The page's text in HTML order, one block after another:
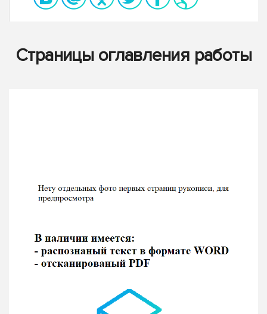
Страницы оглавления работы